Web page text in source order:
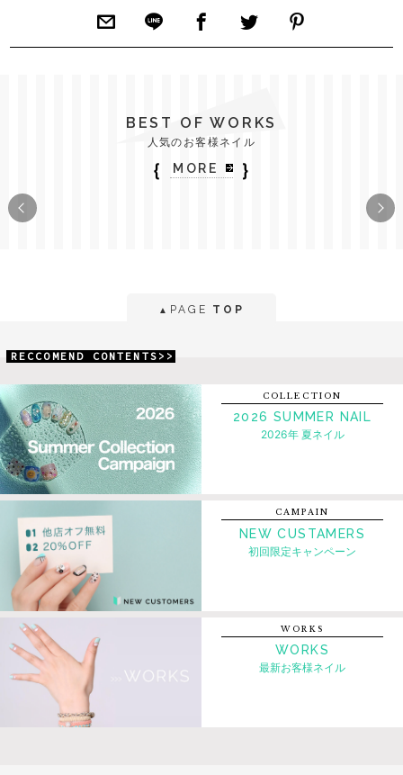
BEST OF WORKS
人気のお客様ネイル
｛ MORE ｝
▲ PAGE TOP
RECCOMEND CONTENTS>>
COLLECTION
2026 SUMMER NAIL
2026年 夏ネイル
CAMPAIN
NEW CUSTAMERS
初回限定キャンペーン
WORKS
WORKS
最新お客様ネイル